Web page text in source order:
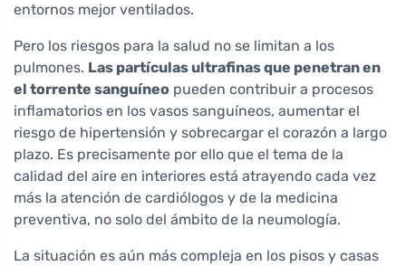
entornos mejor ventilados.
Pero los riesgos para la salud no se limitan a los
pulmones. Las partículas ultrafinas que penetran en
el torrente sanguíneo pueden contribuir a procesos
inflamatorios en los vasos sanguíneos, aumentar el
riesgo de hipertensión y sobrecargar el corazón a largo
plazo. Es precisamente por ello que el tema de la
calidad del aire en interiores está atrayendo cada vez
más la atención de cardiólogos y de la medicina
preventiva, no solo del ámbito de la neumología.
La situación es aún más compleja en los pisos y casas